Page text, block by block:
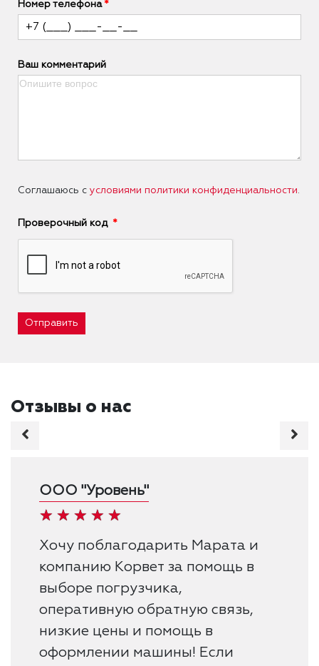
Номер телефона
Ваш комментарий
Соглашаюсь с условиями политики конфиденциальности.
Проверочный код
Отправить
Отзывы о нас
ООО "Уровень"
Хочу поблагодарить Марата и
компанию Корвет за помощь в
выборе погрузчика,
оперативную обратную связь,
низкие цены и помощь в
оформлении машины! Если